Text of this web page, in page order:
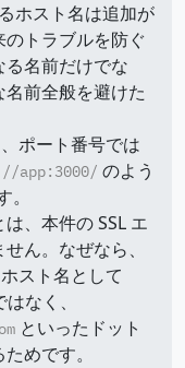
ホスト名は追加が
トラブルを防ぐ
名前だけでな
前全般を避けた
ポート番号では
app:3000/ のよう
、本件の SSL エ
ん。なぜなら、
スト名として
なく、
といったドット
めです。